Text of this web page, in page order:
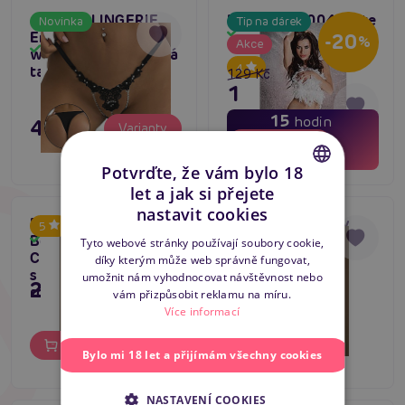
Novinka
ADALET LINGERIE
Emillie Lace Thong
with Breads, krajková
tanga
Skladem
449 Kč Varianty
Tip na dárek
Akce
4
-20%
15 hodin
minut
sekund
Passion MT004 white
Skladem
129 Kč
103 Kč
Do košíku
5
Daring Strappy
Bodysuit Open
Crotch, dámský body
s otevřeným
rokzrokem
Skladem
249 Kč
Do košíku
Daring Ultra Sexy
Mesh Bodysuit,
dámský body
Skladem
295 Kč
ENGLISH
Potvrďte, že vám bylo 18
let a jak si přejete
nastavit cookies
Tyto webové stránky používají soubory cookie,
díky kterým může web správně fungovat,
umožnit nám vyhodnocovat návštěvnost nebo
vám přizpůsobit reklamu na míru.
Více informací
Bylo mi 18 let a přijímám všechny cookies
NASTAVENÍ COOKIES